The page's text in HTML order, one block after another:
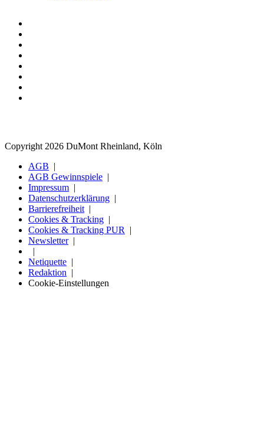
Copyright 2026 DuMont Rheinland, Köln
AGB
AGB Gewinnspiele
Impressum
Datenschutzerklärung
Barrierefreiheit
Cookies & Tracking
Cookies & Tracking PUR
Newsletter
Netiquette
Redaktion
Cookie-Einstellungen